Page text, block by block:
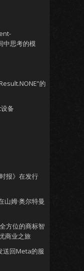
中思考的模
的
备
报》在发行
山姆·奥尔特曼
方位的商标智
商业之旅
送回Meta的服